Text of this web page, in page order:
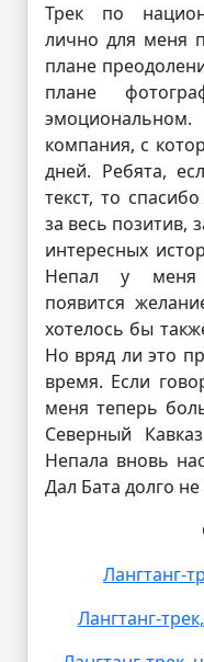
Трек по
лично для меня
плане
плане
компания, с
дней. Ребята,
текст, то
за весь позитив,
интересных
Непал у меня
появится
хотелось бы
Но вряд ли это
время. Если
меня теперь
Северный
Непала вновь
Дал Бата долго
Лангтанг-
Лангтанг-